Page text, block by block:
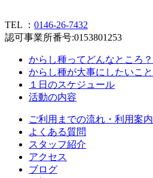
TEL ： 0146-26-7432
認可事業所番号:0153801253
からし種ってどんなところ？
からし種が大事にしたいこと
１日のスケジュール
活動の内容
ご利用までの流れ・利用案内
よくある質問
スタッフ紹介
アクセス
ブログ